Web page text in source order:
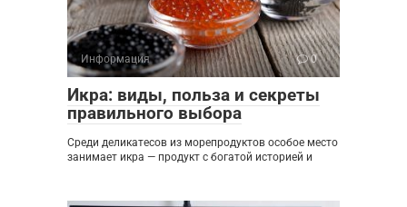
Информация 0
Икра: виды, польза и секреты
правильного выбора
Среди деликатесов из морепродуктов особое место
занимает икра — продукт с богатой историей и